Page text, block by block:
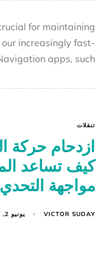
for maintaining
increasingly fast-
apps, such
تنقلات
ازدحام حركة
كيف تساعد
مواجهة التحدي
VICTOR SUDAY يونيو 2, 2024